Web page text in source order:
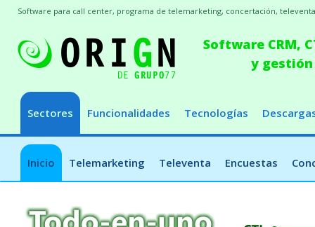
Software CRM,
y
Sectores Funcionalidades Tecnologías
Inicio Telemarketing Televenta Encuestas
Software para call center, programa de telemarketing, concertación,